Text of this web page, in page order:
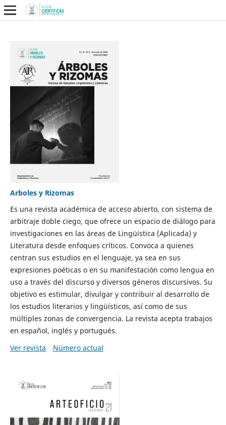
Arboles y Rizomas
Es una revista académica de acceso abierto, con sistema de
arbitraje doble ciego, que ofrece un espacio de diálogo para
investigaciones en las áreas de Lingüística (Aplicada) y
Literatura desde enfoques críticos. Convoca a quienes
centran sus estudios en el lenguaje, ya sea en sus
expresiones poéticas o en su manifestación como lengua en
uso a través del discurso y diversos géneros discursivos. Su
objetivo es estimular, divulgar y contribuir al desarrollo de
los estudios literarios y lingüísticos, así como de sus
múltiples zonas de convergencia. La revista acepta trabajos
en español, inglés y portugués.
Ver revista
Número actual